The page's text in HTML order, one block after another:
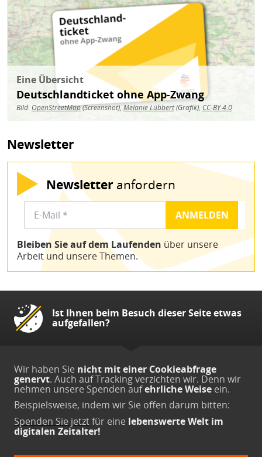
Eine Übersicht
Deutschlandticket ohne App-Zwang
Bild: OpenStreetMap(Screenshot),Melanie Lübbert(Grafik), CC-BY 4.0
Newsletter
Newsletter anfordern
Bleiben Sie auf dem Laufenden über unsere
Arbeit und unsere Themen.
Ist Ihnen beim Besuch dieser Seite etwas
aufgefallen?
Wir haben Sie nicht mit einer Cookieabfrage
genervt. Auch auf Tracking verzichten wir. Denn wir
nehmen unsere Spenden aufehrliche Weise ein.
Beispielsweise, indem wir Sie offen darum bitten:
Spenden Sie jetztfür eine lebenswerte Welt im
digitalen Zeitalter!